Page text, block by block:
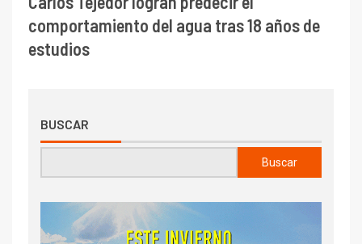
comportamiento del agua tras 18 años de
estudios
BUSCAR
Buscar